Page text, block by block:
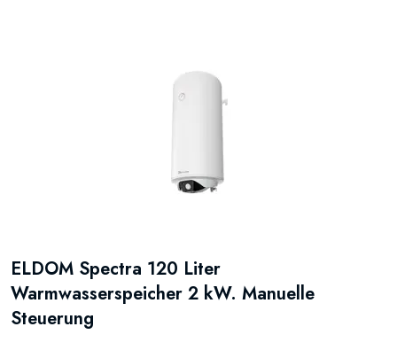
ELDOM Spectra 120 Liter
Warmwasserspeicher 2 kW. Manuelle
Steuerung